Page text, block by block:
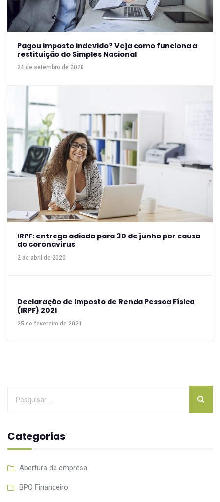
Pagou imposto indevido? Veja como funciona a
restituição do Simples Nacional
24 de setembro de 2020
IRPF: entrega adiada para 30 de junho por causa
do coronavírus
2 de abril de 2020
Declaração de Imposto de Renda Pessoa Física
(IRPF) 2021
25 de fevereiro de 2021
Categorias
Abertura de empresa
BPO Financeiro